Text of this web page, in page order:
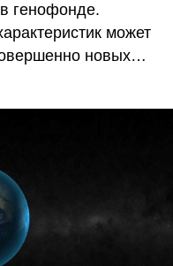
генофонде.
может
новых…